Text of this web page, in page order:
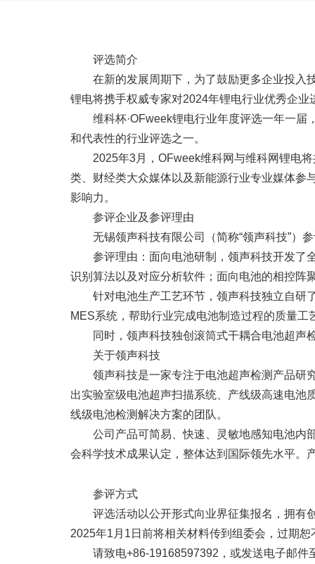
评选简介
在新的发展周期下，为了鼓励更多企业投入
锂电将携手权威专家对2024年锂电行业优秀企业
维科杯·OFweek锂电行业年度评选一年一
和代表性的行业评选之一。
2025年3月，OFweek维科网与维科网锂电
类、财经类大众媒体以及新能源行业专业媒体参
影响力。
参评企业及参评理由
无锡领声科技有限公司（简称“领声科技”）
参评理由：面向电池研制，领声科技开发了
识别算法以及对应分析软件；面向电池的相控阵
针对电池生产工艺环节，领声科技独立自研
MES系统，帮助行业完成电池制造过程的质量工
同时，领声科技独创滚筒式干耦合电池超声
关于领声科技
领声科技是一家专注于电池超声检测产品研
出实验室级电池超声扫描系统、产线级高速电池
线级电池检测解决方案的团队。
公司产品可简易、快速、灵敏地感知电池内
会科学技术成果认定，整体达到国际领先水平。
参评方式
评选活动以公开形式向业界征集报名，拥有
2025年1月1日前将相关材料传到组委会，过期恕
请致电+86-19168597392，或发送电子邮